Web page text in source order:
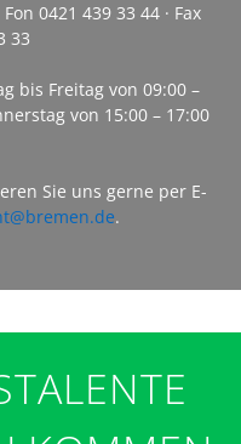
0421 439 33 44 · Fax
33
bis Freitag von 09:00 –
von 15:00 – 17:00
Sie uns gerne per E-
.